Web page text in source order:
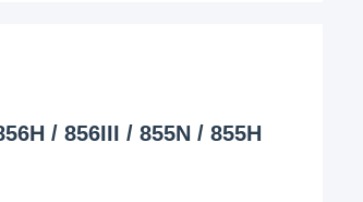
/ 856III / 855N / 855H